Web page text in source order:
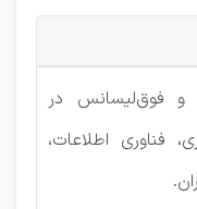
و فوق‌لیسانس در
فناوری اطلاعات،